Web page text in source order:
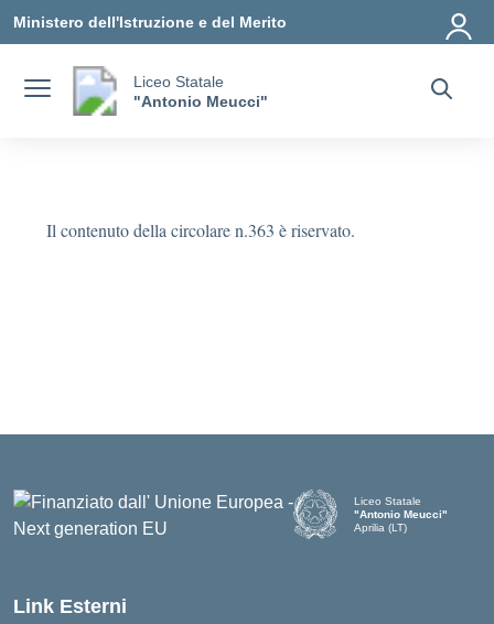
Ministero dell'Istruzione e del Merito
Liceo Statale
"Antonio Meucci"
Il contenuto della circolare n.363 è riservato.
Liceo Statale
"Antonio Meucci"
Aprilia (LT)
Link Esterni